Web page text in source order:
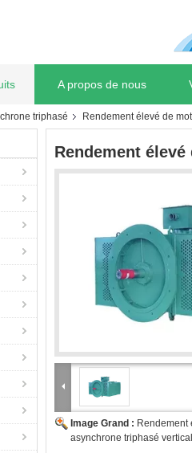
A propos de nous
triphasé Rendement élevé de
Rendement
Image Grand : Rendement
asynchrone triphasé